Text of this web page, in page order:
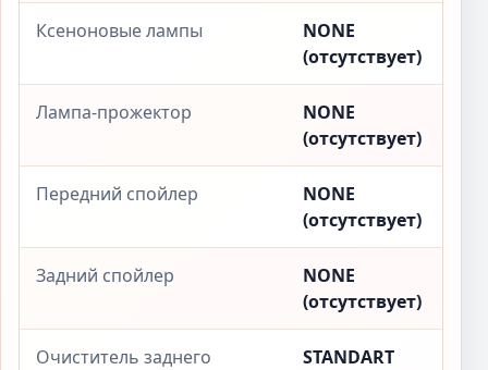
Ксеноновые лампы
NONE
(отсутствует)
Лампа-прожектор
NONE
(отсутствует)
Передний спойлер
NONE
(отсутствует)
Задний спойлер
NONE
(отсутствует)
Очиститель заднего
STANDART